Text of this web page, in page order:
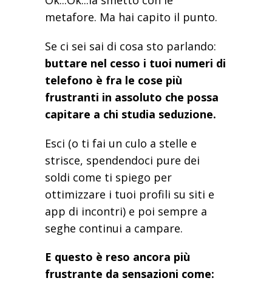
metafore. Ma hai capito il punto.
Se ci sei sai di cosa sto parlando:
buttare nel cesso i tuoi numeri di
telefono è fra le cose più
frustranti in assoluto che possa
capitare a chi studia seduzione.
Esci (o ti fai un culo a stelle e
strisce, spendendoci pure dei
soldi come ti spiego per
ottimizzare i tuoi profili su siti e
app di incontri) e poi sempre a
seghe continui a campare.
E questo è reso ancora più
frustrante da sensazioni come: